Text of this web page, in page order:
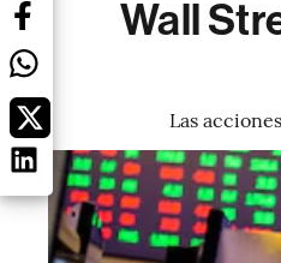
Wall
Las